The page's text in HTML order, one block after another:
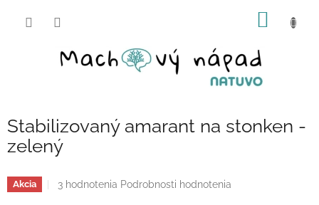
Stabilizovaný amarant na stonken -
zelený
Akcia
Priemerné
3 hodnotenia Podrobnosti hodnotenia